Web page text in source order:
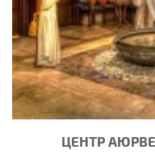
ЦЕНТР